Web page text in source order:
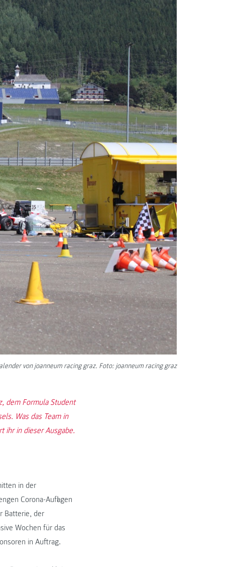
von joanneum racing graz. Foto: joanneum racing graz
dem Formula Student
Was das Team in
ihr in dieser Ausgabe.
in der
Corona-Auflagen
Batterie, der
Wochen für das
in Auftrag.